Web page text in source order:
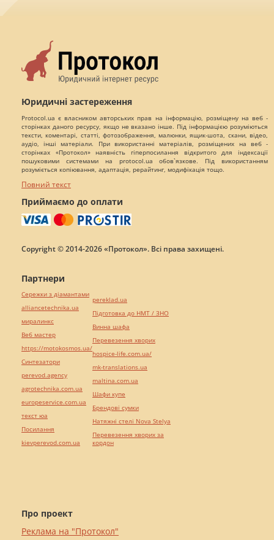
Юридичні застереження
Protocol.ua є власником авторських прав на інформацію, розміщену на веб -
сторінках даного ресурсу, якщо не вказано інше. Під інформацією розуміються
тексти, коментарі, статті, фотозображення, малюнки, ящик-шота, скани, відео,
аудіо, інші матеріали. При використанні матеріалів, розміщених на веб -
сторінках «Протокол» наявність гіперпосилання відкритого для індексації
пошуковими системами на protocol.ua обов`язкове. Під використанням
розуміється копіювання, адаптація, рерайтинг, модифікація тощо.
Повний текст
Приймаємо до оплати
Copyright © 2014-2026 «Протокол». Всі права захищені.
Про проект
Реклама на "Протокол"
Партнери
Сережки з діамантами
alliancetechnika.ua
миралинкс
Веб мастер
https://motokosmos.ua/
Синтезатори
perevod.agency
agrotechnika.com.ua
europeservice.com.ua
текст юа
Посилання
kievperevod.com.ua
pereklad.ua
Підготовка до НМТ / ЗНО
Винна шафа
Перевезення хворих
hospice-life.com.ua/
mk-translations.ua
maltina.com.ua
Шафи купе
Брендові сумки
Натяжні стелі Nova Stelya
Перевезення хворих за
кордон